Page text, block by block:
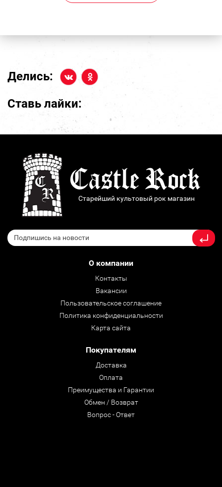
Делись:
Ставь лайки:
Старейший культовый рок магазин
О компании
Контакты
Вакансии
Пользовательское соглашение
Политика конфиденциальности
Карта сайта
Покупателям
Доставка
Оплата
Преимущества и Гарантии
Обмен / Возврат
Вопрос - Ответ